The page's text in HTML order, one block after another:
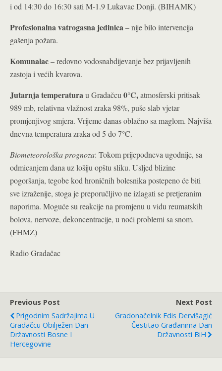
i od 14:30 do 16:30 sati M-1.9 Lukavac Donji. (BIHAMK)
Profesionalna vatrogasna jedinica– nije bilo intervencija
gašenja požara.
Komunalac– redovno vodosnabdijevanje bez prijavljenih
zastoja i većih kvarova.
Jutarnja temperaturau Gradačcu 0°C,atmosferski pritisak
989 mb, relativna vlažnost zraka 98%, puše slab vjetar
promjenjivog smjera. Vrijeme danas oblačno sa maglom. Najviša
dnevna temperatura zraka od 5 do 7°C.
Biometeorološka prognoza: Tokom prijepodneva ugodnije, sa
odmicanjem dana uz lošiju opštu sliku. Usljed blizine
pogoršanja, tegobe kod hroničnih bolesnika postepeno će biti
sve izraženije, stoga je preporučljivo ne izlagati se pretjeranim
naporima. Moguće su reakcije na promjenu u vidu reumatskih
bolova, nervoze, dekoncentracije, u noći problemi sa snom.
(FHMZ)
Radio Gradačac
Previous Post
Prigodnim Sadržajima U
Gradačcu Obilježen Dan
Državnosti Bosne I
Hercegovine
Next Post
Gradonačelnik Edis Dervišagić
Čestitao Građanima Dan
Državnosti BiH